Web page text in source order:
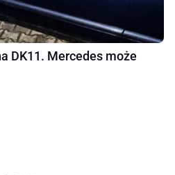
DK11. Mercedes może